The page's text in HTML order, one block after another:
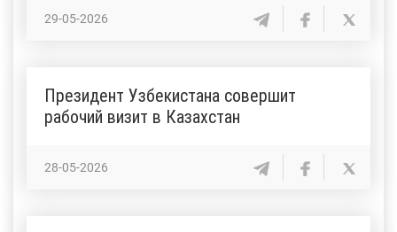
29-05-2026
Президент Узбекистана совершит
рабочий визит в Казахстан
28-05-2026